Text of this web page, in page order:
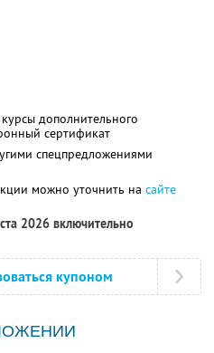
дополнительного
сертификат
спецпредложениями
можно уточнить на сайте
2026 включительно
купоном